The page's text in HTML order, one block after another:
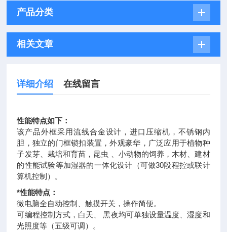
产品分类
相关文章
详细介绍 在线留言
性能特点如下：
该产品外框采用流线合金设计，进口压缩机，不锈钢内
胆，独立的门框锁扣装置，外观豪华，广泛应用于植物种
子发芽、栽培和育苗，昆虫 、小动物的饲养，木材、建材
的性能试验等加湿器的一体化设计（可做30段程控或联计
算机控制）。
*性能特点：
微电脑全自动控制、触摸开关，操作简便。
可编程控制方式，白天、 黑夜均可单独设量温度、湿度和
光照度等（五级可调）。